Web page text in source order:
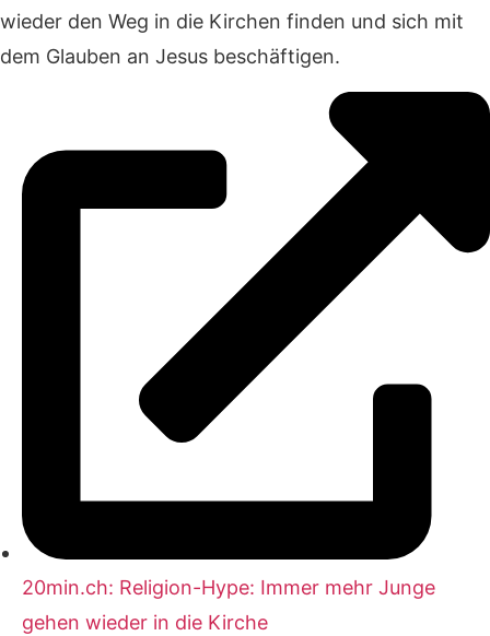
wieder den Weg in die Kirchen finden und sich mit
dem Glauben an Jesus beschäftigen.
20min.ch: Religion-Hype: Immer mehr Junge
gehen wieder in die Kirche